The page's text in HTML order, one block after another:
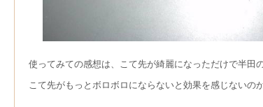
使ってみての感想は、こて先が綺麗になっただけで半田
こて先がもっとボロボロにならないと効果を感じないの